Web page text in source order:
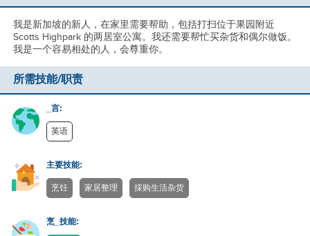
我是新加坡的新人，在家里需要帮助，包括打扫位于果园附近
Scotts Highpark 的两居室公寓。我还需要帮忙买杂货和偶尔做饭。
我是一个容易相处的人，会尊重你。
所需技能/职责
_言:
英语
主要技能:
烹饪 家居整理 採购生活杂货
烹_技能: